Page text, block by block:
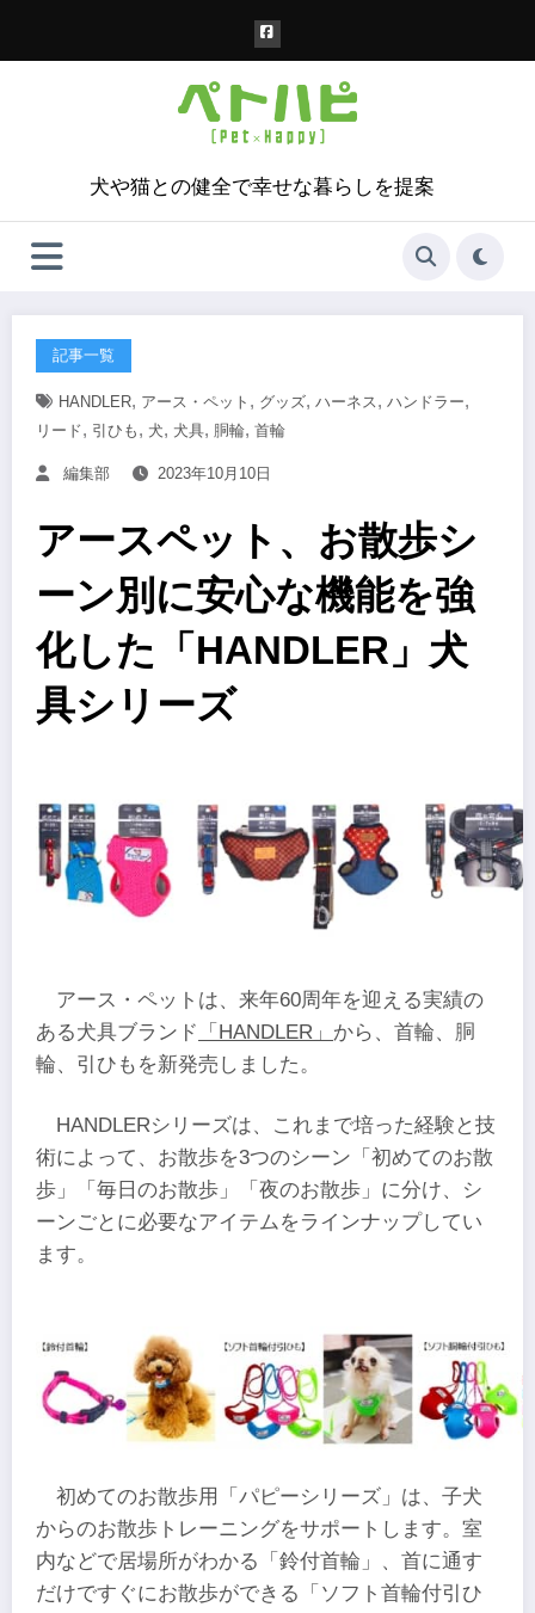
犬や猫との健全で幸せな暮らしを提案
記事一覧
HANDLER, アース・ペット , グッズ, ハーネス, ハンドラー,
リード, 引ひも , 犬, 犬具, 胴輪, 首輪
編集部 2023年10月10日
アースペット、お散歩シ
ーン別に安心な機能を強
化した「HANDLER」犬
具シリーズ
アース・ペットは、来年60周年を迎える実績の
ある犬具ブランド
「HANDLER」 から、首輪、胴
輪、引ひもを新発売しました。
HANDLERシリーズは、これまで培った経験と技
術によって、お散歩を3つのシーン「初めてのお散
歩」「毎日のお散歩」「夜のお散歩」に分け、シ
ーンごとに必要なアイテムをラインナップしてい
ます。
初めてのお散歩用「パピーシリーズ」は、子犬
からのお散歩トレーニングをサポートします。室
内などで居場所がわかる「鈴付首輪」、首に通す
だけですぐにお散歩ができる「ソフト首輪付引ひ